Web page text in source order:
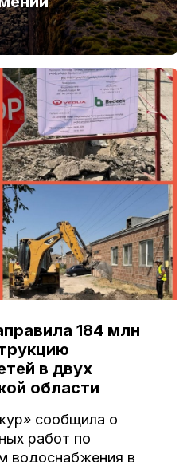
184 млн
в двух
области
сообщила о
работ по
водоснабжения в